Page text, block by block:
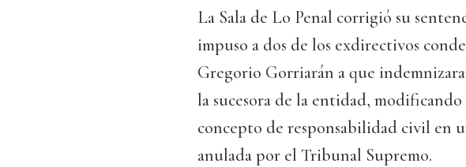
La Sala de Lo Penal corrigió su
impuso a dos de los exdirectivos
Gregorio Gorriarán a que
la sucesora de la entidad,
concepto de responsabilidad civil en
anulada por el Tribunal Supremo.